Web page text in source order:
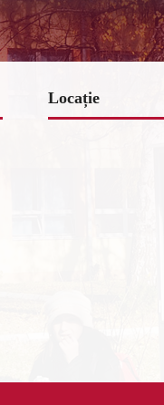
Locație